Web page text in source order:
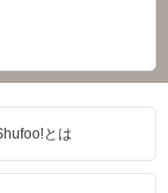
とは